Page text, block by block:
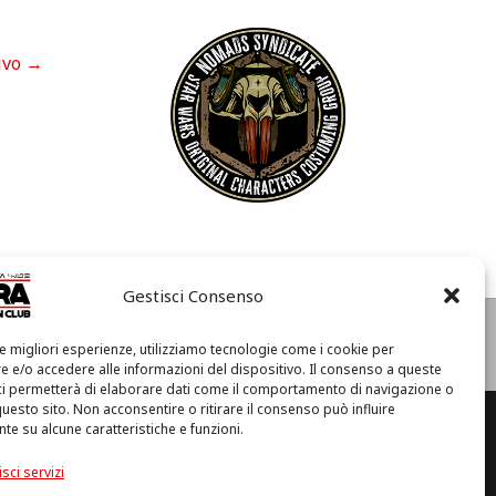
Gestisci Consenso
migliori esperienze, utilizziamo tecnologie come i cookie per
e/o accedere alle informazioni del dispositivo. Il consenso a queste
permetterà di elaborare dati come il comportamento di navigazione o
sito. Non acconsentire o ritirare il consenso può influire
su alcune caratteristiche e funzioni.
servizi
→
Condizioni di Utilizzo Cookie Policy (UE) Privacy
l
m